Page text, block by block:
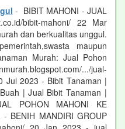
- BIBIT MAHONI - JUAL
bibit-mahoni/ 22 Mar
dan berkualitas unggul.
maupun
Murah: Jual Pohon
.../jual-
Jul 2023 - Bibit Tanaman |
| Jual Bibit Tanaman |
POHON MAHONI KE
BENIH MANDIRI GROUP